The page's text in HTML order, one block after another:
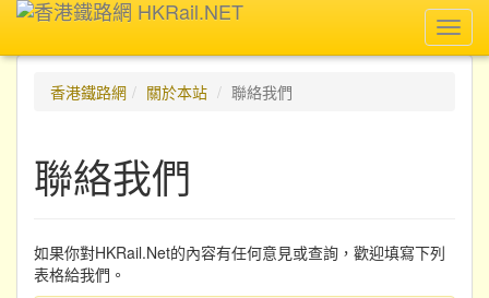
香港鐵路網
關於本站 聯絡我們
聯絡我們
如果你對HKRail.Net的內容有任何意見或查詢，歡迎填寫下列
表格給我們。